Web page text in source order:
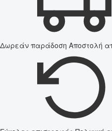
Δωρεάν παράδοση Αποστολή